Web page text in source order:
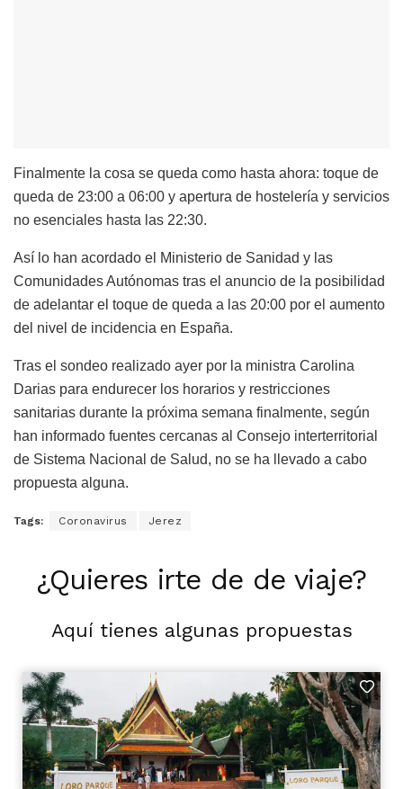
Finalmente la cosa se queda como hasta ahora: toque de
queda de 23:00 a 06:00 y apertura de hostelería y servicios
no esenciales hasta las 22:30.
Así lo han acordado el Ministerio de Sanidad y las
Comunidades Autónomas tras el anuncio de la posibilidad
de adelantar el toque de queda a las 20:00 por el aumento
del nivel de incidencia en España.
Tras el sondeo realizado ayer por la ministra Carolina
Darias para endurecer los horarios y restricciones
sanitarias durante la próxima semana finalmente, según
han informado fuentes cercanas al Consejo interterritorial
de Sistema Nacional de Salud, no se ha llevado a cabo
propuesta alguna.
Tags: Coronavirus Jerez
¿Quieres irte de de viaje?
Aquí tienes algunas propuestas